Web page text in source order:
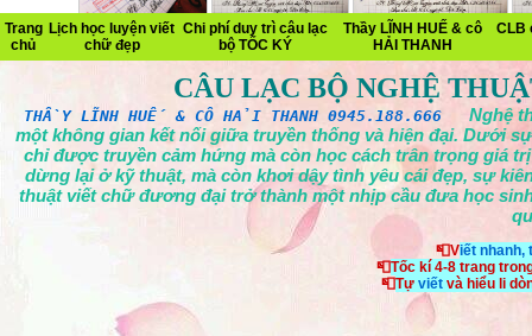
Trang
chủ
Lịch học luyện viết
chữ đẹp
Chi phí duy trì câu lạc
bộ TỐC KÝ
Thầy LĨNH HUẾ & cô
HẢI THANH
CLB
CÂU LẠC BỘ NGHỆ
THẦY LĨNH HUẾ & CÔ HẢI THANH 0945.188.666
Nghệ
một không gian kết nối giữa truyền thống và hiện đại. Dưới
chỉ được truyền cảm hứng mà còn học cách trân trọng giá
dừng lại ở kỹ thuật, mà còn khơi dậy tình yêu cái đẹp, sự
thuật viết chữ đương đại trở thành một nhịp cầu đưa học
📮Viết nhanh,
📮Tốc kí 4-8 trang
📮Tựviết và hiểu li